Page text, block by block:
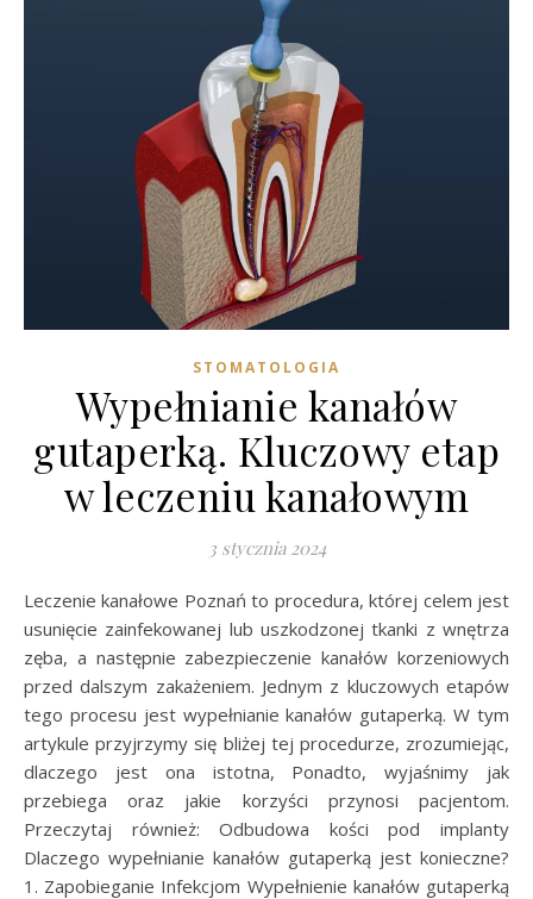
STOMATOLOGIA
Wypełnianie kanałów
gutaperką. Kluczowy etap
w leczeniu kanałowym
3 stycznia 2024
Leczenie kanałowe Poznań to procedura, której celem jest
usunięcie zainfekowanej lub uszkodzonej tkanki z wnętrza
zęba, a następnie zabezpieczenie kanałów korzeniowych
przed dalszym zakażeniem. Jednym z kluczowych etapów
tego procesu jest wypełnianie kanałów gutaperką. W tym
artykule przyjrzymy się bliżej tej procedurze, zrozumiejąc,
dlaczego jest ona istotna, Ponadto, wyjaśnimy jak
przebiega oraz jakie korzyści przynosi pacjentom.
Przeczytaj również: Odbudowa kości pod implanty
Dlaczego wypełnianie kanałów gutaperką jest konieczne?
1. Zapobieganie Infekcjom Wypełnienie kanałów gutaperką